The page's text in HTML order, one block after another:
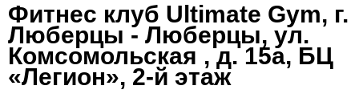
Фитнес клуб Ultimate Gym, г.
Люберцы - Люберцы, ул.
Комсомольская , д. 15а, БЦ
«Легион», 2-й этаж